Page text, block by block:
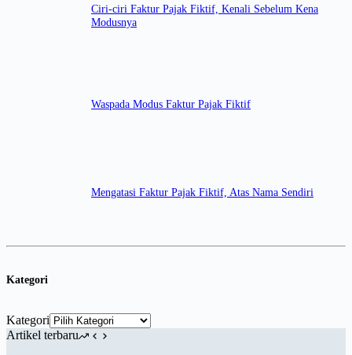
Ciri-ciri Faktur Pajak Fiktif, Kenali Sebelum Kena
Modusnya
Waspada Modus Faktur Pajak Fiktif
Mengatasi Faktur Pajak Fiktif, Atas Nama Sendiri
Kategori
Kategori
Artikel terbaru